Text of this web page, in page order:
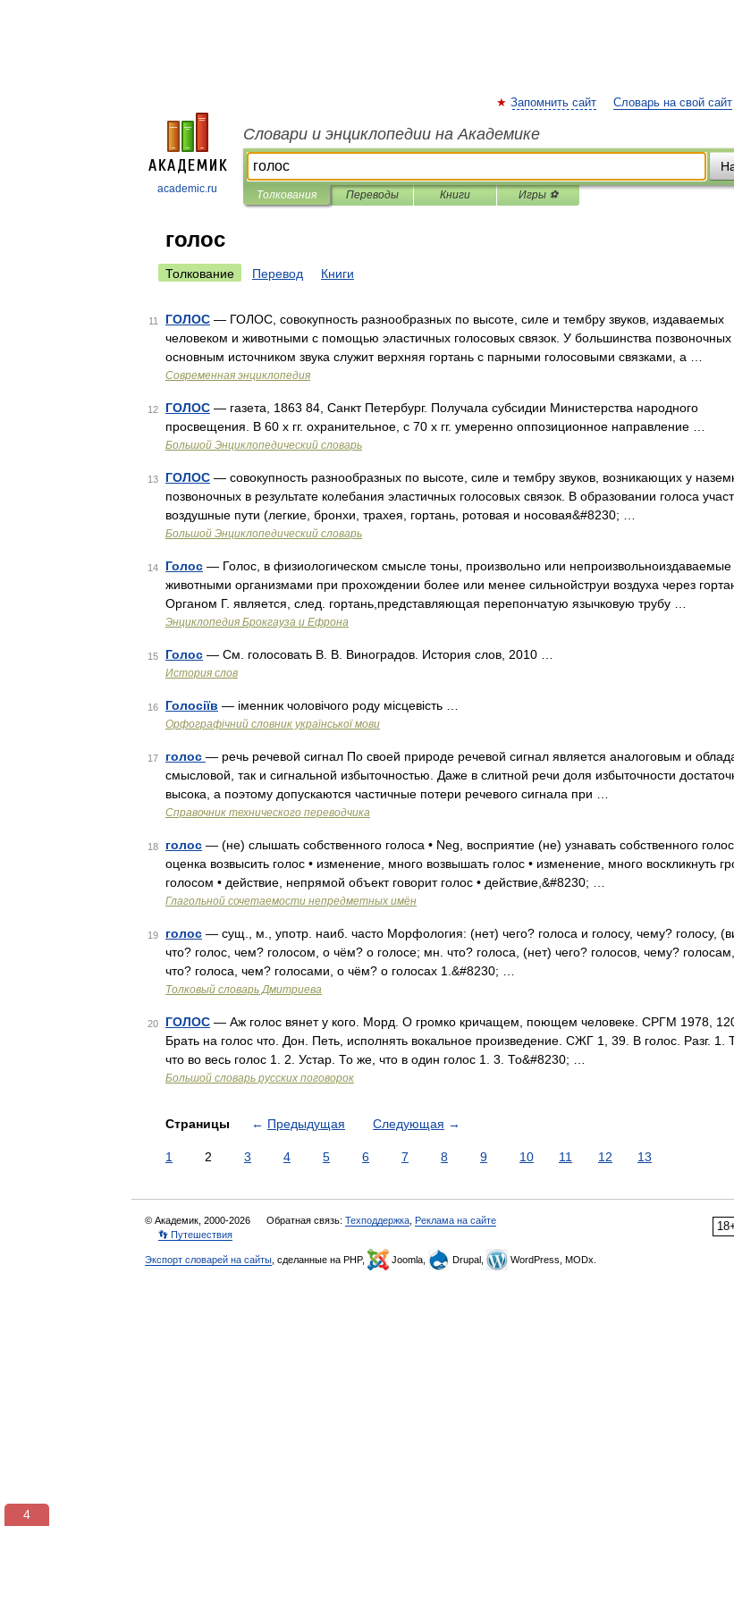
academic.ru
Запомнить сайт Словарь на свой сайт
Словари и энциклопедии на Академике
Толкования Переводы Книги Игры ⚽
голос
Толкование Перевод Книги
11 ГОЛОС — ГОЛОС, совокупность разнообразных по высоте, силе и тембру звуков, издаваемых
человеком и животными с помощью эластичных голосовых связок. У большинства позвоночных
основным источником звука служит верхняя гортань с парными голосовыми связками, а …
Современная энциклопедия
12 ГОЛОС — газета, 1863 84, Санкт Петербург. Получала субсидии Министерства народного
просвещения. В 60 х гг. охранительное, с 70 х гг. умеренно оппозиционное направление …
Большой Энциклопедический словарь
13 ГОЛОС — совокупность разнообразных по высоте, силе и тембру звуков, возникающих у
позвоночных в результате колебания эластичных голосовых связок. В образовании голоса
воздушные пути (легкие, бронхи, трахея, гортань, ротовая и носовая&#8230; …
Большой Энциклопедический словарь
14 Голос — Голос, в физиологическом смысле тоны, произвольно или непроизвольноиздаваемые
животными организмами при прохождении более или менее сильнойструи воздуха через
Органом Г. является, след. гортань,представляющая перепончатую язычковую трубу …
Энциклопедия Брокгауза и Ефрона
15 Голос — См. голосовать В. В. Виноградов. История слов, 2010 …
История слов
16 Голосіїв — іменник чоловічого роду місцевість …
Орфографічний словник української мови
17 голос — речь речевой сигнал По своей природе речевой сигнал является аналоговым и
смысловой, так и сигнальной избыточностью. Даже в слитной речи доля избыточности
высока, а поэтому допускаются частичные потери речевого сигнала при …
Справочник технического переводчика
18 голос — (не) слышать собственного голоса • Neg, восприятие (не) узнавать собственного
оценка возвысить голос • изменение, много возвышать голос • изменение, много воскликнуть
голосом • действие, непрямой объект говорит голос • действие,&#8230; …
Глагольной сочетаемости непредметных имён
19 голос — сущ., м., употр. наиб. часто Морфология: (нет) чего? голоса и голосу, чему? голосу,
что? голос, чем? голосом, о чём? о голосе; мн. что? голоса, (нет) чего? голосов, чему?
что? голоса, чем? голосами, о чём? о голосах 1.&#8230; …
Толковый словарь Дмитриева
20 ГОЛОС — Аж голос вянет у кого. Морд. О громко кричащем, поющем человеке. СРГМ 1978,
Брать на голос что. Дон. Петь, исполнять вокальное произведение. СЖГ 1, 39. В голос. Разг. 1.
что во весь голос 1. 2. Устар. То же, что в один голос 1. 3. То&#8230; …
Большой словарь русских поговорок
Страницы ← Предыдущая Следующая →
1 2 3 4 5 6 7 8 9 10 11 12 13
© Академик, 2000-2026 Обратная связь: Техподдержка Реклама на сайте
👣 Путешествия
Экспорт словарей на сайты , сделанные на PHP, Joomla, Drupal, WordPress, MODx.
3